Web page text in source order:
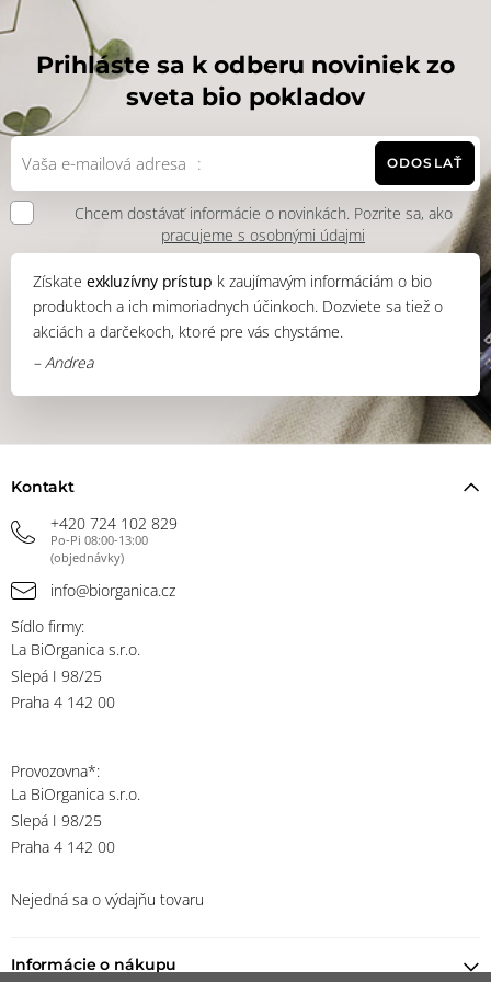
Prihláste sa k odberu noviniek zo
sveta bio pokladov
ODOSLAŤ
Chcem dostávať informácie o novinkách. Pozrite sa, ako
pracujeme s osobnými údajmi
Získateexkluzívny prístup k zaujímavým informáciám o bio
produktoch a ich mimoriadnych účinkoch. Dozviete sa tiež o
akciách a darčekoch, ktoré pre vás chystáme.
– Andrea
Kontakt
+420 724 102 829
Po-Pi 08:00-13:00
(objednávky)
info@biorganica.cz
Sídlo firmy:
La BiOrganica s.r.o.
Slepá I 98/25
Praha 4 142 00
Provozovna*:
La BiOrganica s.r.o.
Slepá I 98/25
Praha 4 142 00
Nejedná sa o výdajňu tovaru
Informácie o nákupu